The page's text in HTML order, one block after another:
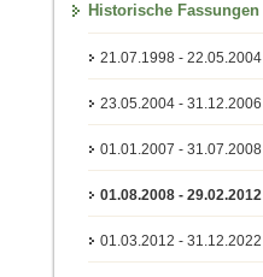
Historische Fassungen
21.07.1998 - 22.05.2004
23.05.2004 - 31.12.2006
01.01.2007 - 31.07.2008
01.08.2008 - 29.02.2012
01.03.2012 - 31.12.2022